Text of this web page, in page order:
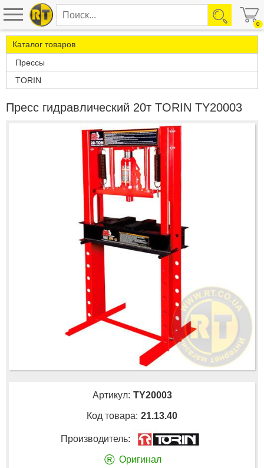
0
Каталог товаров
Прессы
TORIN
Пресс гидравлический 20т TORIN TY20003
Артикул: TY20003
Код товара: 21.13.40
Производитель:
® Оригинал